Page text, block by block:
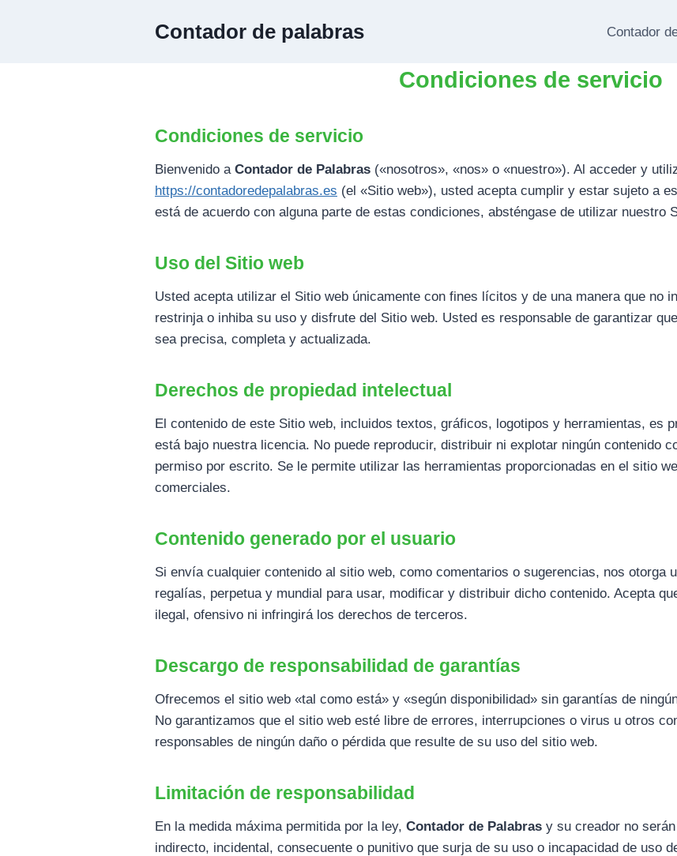
Contador de palabras Contador
Condiciones de servicio
Condiciones de servicio
Bienvenido a Contador de Palabras («nosotros», «nos» o «nuestro»). Al acceder y
https://contadoredepalabras.es (el «Sitio web»), usted acepta cumplir y estar sujeto a
está de acuerdo con alguna parte de estas condiciones, absténgase de utilizar nuestro
Uso del Sitio web
Usted acepta utilizar el Sitio web únicamente con fines lícitos y de una manera que no
restrinja o inhiba su uso y disfrute del Sitio web. Usted es responsable de garantizar
sea precisa, completa y actualizada.
Derechos de propiedad intelectual
El contenido de este Sitio web, incluidos textos, gráficos, logotipos y herramientas, es
está bajo nuestra licencia. No puede reproducir, distribuir ni explotar ningún contenido
permiso por escrito. Se le permite utilizar las herramientas proporcionadas en el sitio
comerciales.
Contenido generado por el usuario
Si envía cualquier contenido al sitio web, como comentarios o sugerencias, nos otorga
regalías, perpetua y mundial para usar, modificar y distribuir dicho contenido. Acepta
ilegal, ofensivo ni infringirá los derechos de terceros.
Descargo de responsabilidad de garantías
Ofrecemos el sitio web «tal como está» y «según disponibilidad» sin garantías de
No garantizamos que el sitio web esté libre de errores, interrupciones o virus u otros
responsables de ningún daño o pérdida que resulte de su uso del sitio web.
Limitación de responsabilidad
En la medida máxima permitida por la ley, Contador de Palabras y su creador no
indirecto, incidental, consecuente o punitivo que surja de su uso o incapacidad de uso